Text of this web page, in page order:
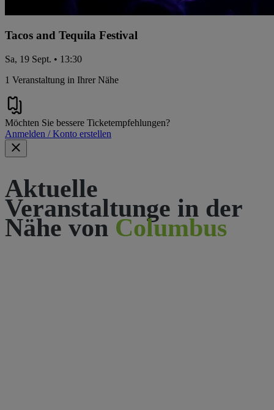
Tacos and Tequila Festival
Sa, 19 Sept. • 13:30
1 Veranstaltung in Ihrer Nähe
Möchten Sie bessere Ticketempfehlungen?
Anmelden / Konto erstellen
Aktuelle
Veranstaltunge in der
Nähe von Columbus